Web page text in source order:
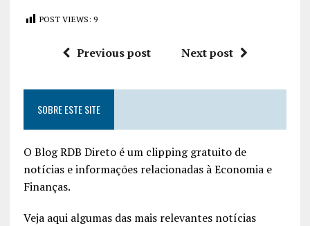
POST VIEWS: 9
Previous post Next post
SOBRE ESTE SITE
O Blog RDB Direto é um clipping gratuito de
notícias e informações relacionadas à Economia e
Finanças.
Veja aqui algumas das mais relevantes notícias